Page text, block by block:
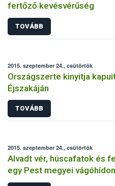
fertőző kevésvérűség
TOVÁBB
2015. szeptember 24., csütörtök
Országszerte kinyitja
Éjszakáján
TOVÁBB
2015. szeptember 24., csütörtök
Alvadt vér, húscafatok és
egy Pest megyei vágóhídon